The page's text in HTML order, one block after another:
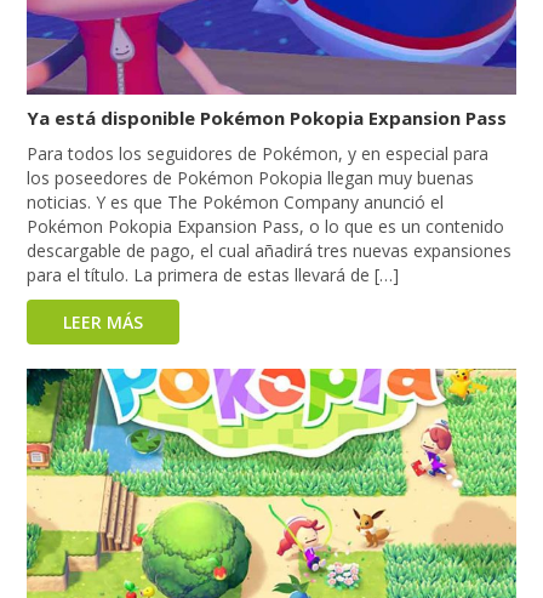
Ya está disponible Pokémon Pokopia Expansion Pass
Para todos los seguidores de Pokémon, y en especial para
los poseedores de Pokémon Pokopia llegan muy buenas
noticias. Y es que The Pokémon Company anunció el
Pokémon Pokopia Expansion Pass, o lo que es un contenido
descargable de pago, el cual añadirá tres nuevas expansiones
para el título. La primera de estas llevará de […]
LEER MÁS